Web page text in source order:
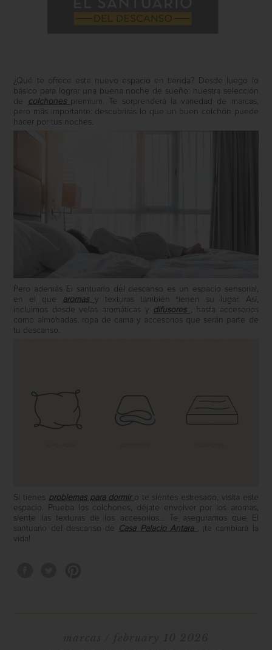
¿Qué te ofrece este nuevo espacio en tienda? Desde luego lo
básico para lograr una buena noche de sueño: nuestra selección
de
colchones premium. Te sorprenderá la variedad de marcas,
pero más importante: descubrirás lo que un buen colchón puede
hacer por tus noches.
Pero además El santuario del descanso es un espacio sensorial,
en el que aromasy texturas también tienen su lugar. Así,
incluimos desde velas aromáticas y
difusores , hasta accesorios
como almohadas, ropa de cama y accesorios que serán parte de
tu descanso.
Si tienes problemas para dormir o te sientes estresado, visita este
espacio. Prueba los colchones, déjate envolver por los aromas,
siente las texturas de los accesorios… Te aseguramos que El
santuario del descanso de
Casa Palacio Antara , ¡te cambiará la
vida!